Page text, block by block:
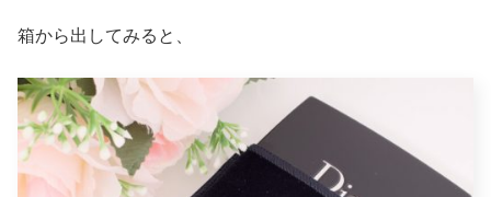
箱から出してみると、